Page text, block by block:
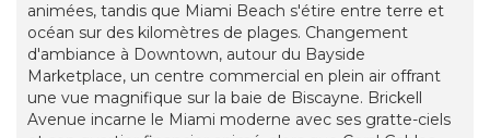
animées, tandis que Miami Beach s'étire entre terre et
océan sur des kilomètres de plages. Changement
d'ambiance à Downtown, autour du Bayside
Marketplace, un centre commercial en plein air offrant
une vue magnifique sur la baie de Biscayne. Brickell
Avenue incarne le Miami moderne avec ses gratte-ciels